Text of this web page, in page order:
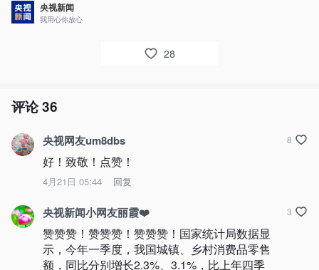
央视新闻
我用心你放心
28
评论36
央视网友um8dbs
好！致敬！点赞！
4月21日 05:44 回复
8
央视新闻小网友丽霞❤️
赞赞赞！赞赞赞！赞赞赞！国家统计局数据显
示，今年一季度，我国城镇、乡村消费品零售
额，同比分别增长2.3%、3.1%，比上年四季
3